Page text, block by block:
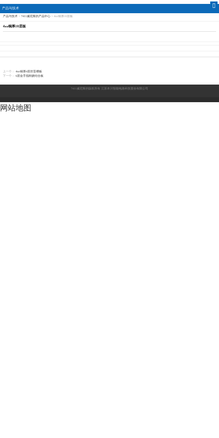
产品与技术
江苏本川智能电路科技
股份有限公司-7411威尼
斯
产品与技术> 7411威尼斯的产品中心> 4oz铜厚10层板
4oz铜厚10层板
上一个： 4oz铜厚4层控盲槽板
下一个： 6层金手指刚挠结合板
7411威尼斯的版权所有 江苏本川智能电路科技股份有限公司
网站地图